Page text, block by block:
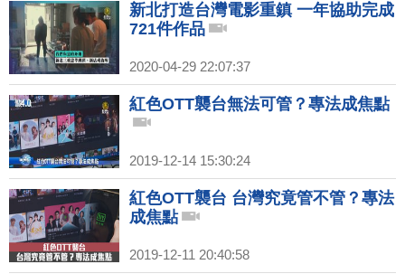
新北打造台灣電影重鎮 一年協助完成
721件作品
2020-04-29 22:07:37
紅色OTT襲台無法可管？專法成焦點
2019-12-14 15:30:24
紅色OTT襲台 台灣究竟管不管？專法
成焦點
2019-12-11 20:40:58